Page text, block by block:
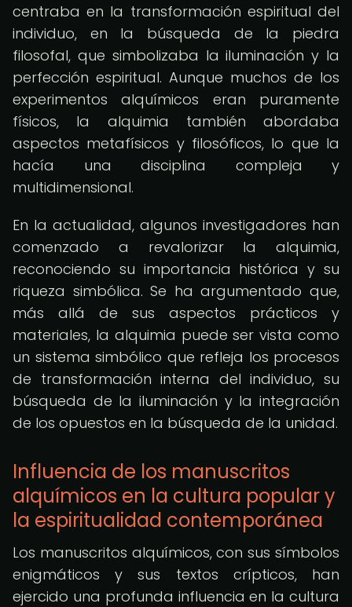
centraba en la transformación espiritual del
individuo, en la búsqueda de la piedra
filosofal, que simbolizaba la iluminación y la
perfección espiritual. Aunque muchos de los
experimentos alquímicos eran puramente
físicos, la alquimia también abordaba
aspectos metafísicos y filosóficos, lo que la
hacía una disciplina compleja y
multidimensional.
En la actualidad, algunos investigadores han
comenzado a revalorizar la alquimia,
reconociendo su importancia histórica y su
riqueza simbólica. Se ha argumentado que,
más allá de sus aspectos prácticos y
materiales, la alquimia puede ser vista como
un sistema simbólico que refleja los procesos
de transformación interna del individuo, su
búsqueda de la iluminación y la integración
de los opuestos en la búsqueda de la unidad.
Influencia de los manuscritos
alquímicos en la cultura popular y
la espiritualidad contemporánea
Los manuscritos alquímicos, con sus símbolos
enigmáticos y sus textos crípticos, han
ejercido una profunda influencia en la cultura